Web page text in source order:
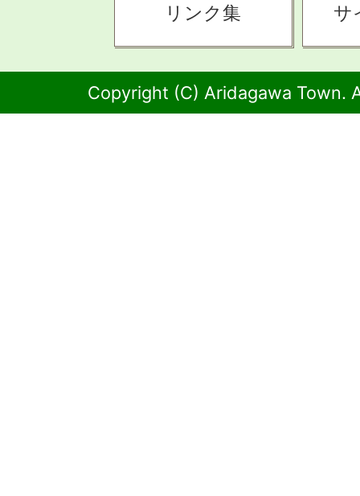
リンク集 サ
Copyright (C) Aridagawa Town.